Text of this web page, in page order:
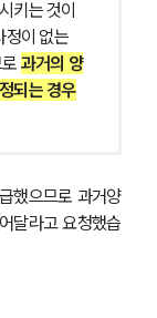
키는 것이
정이 없는
과거의 양
되는 경우
했으므로 과거양
달라고 요청했습